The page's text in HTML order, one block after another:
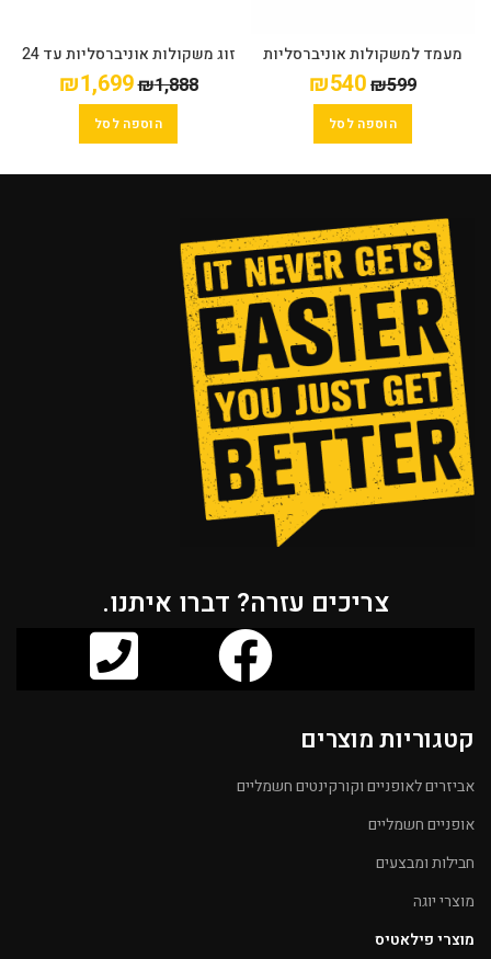
מעמד למשקולות אוניברסליות
₪599
₪540
הוספה לסל
זוג משקולות אוניברסליות עד 24
ק"ג + ספת כושר מקצועית
מתקפלת
₪1,888
₪1,699
הוספה לסל
צריכים עזרה? דברו איתנו.
קטגוריות מוצרים
אביזרים לאופניים וקורקינטים חשמליים
אופניים חשמליים
חבילות ומבצעים
מוצרי יוגה
מוצרי פילאטיס